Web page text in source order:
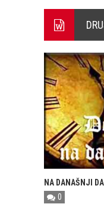
NA DANAŠNJI
0